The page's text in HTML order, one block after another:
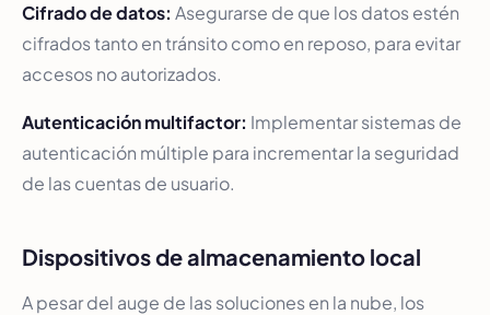
Cifrado de datos: Asegurarse de que los datos estén
cifrados tanto en tránsito como en reposo, para evitar
accesos no autorizados.
Autenticación multifactor: Implementar sistemas de
autenticación múltiple para incrementar la seguridad
de las cuentas de usuario.
Dispositivos de almacenamiento local
A pesar del auge de las soluciones en la nube, los